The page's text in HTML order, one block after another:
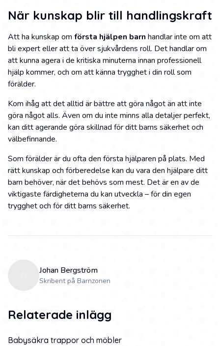
När kunskap blir till handlingskraft
Att ha kunskap om första hjälpen barn handlar inte om att
bli expert eller att ta över sjukvårdens roll. Det handlar om
att kunna agera i de kritiska minuterna innan professionell
hjälp kommer, och om att känna trygghet i din roll som
förälder.
Kom ihåg att det alltid är bättre att göra något än att inte
göra något alls. Även om du inte minns alla detaljer perfekt,
kan ditt agerande göra skillnad för ditt barns säkerhet och
välbefinnande.
Som förälder är du ofta den första hjälparen på plats. Med
rätt kunskap och förberedelse kan du vara den hjälpare ditt
barn behöver, när det behövs som mest. Det är en av de
viktigaste färdigheterna du kan utveckla – för din egen
trygghet och för ditt barns säkerhet.
Johan Bergström
Skribent på Barnzonen
Relaterade inlägg
Babysäkra trappor och möbler